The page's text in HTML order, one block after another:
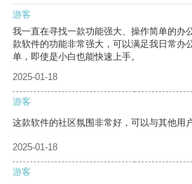
游客
我一直在寻找一款功能强大、操作简单的办
款软件的功能非常强大，可以满足我日常办
单，即使是小白也能快速上手。
2025-01-18
游客
这款软件的社区氛围非常好，可以与其他用
2025-01-18
游客